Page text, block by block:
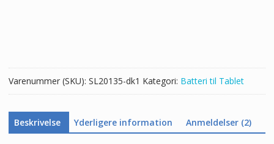
Varenummer (SKU): SL20135-dk1 Kategori: Batteri til Tablet
Beskrivelse Yderligere information Anmeldelser (2)